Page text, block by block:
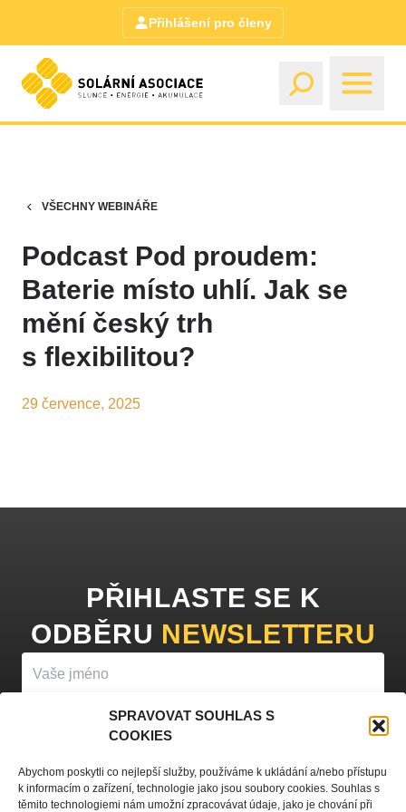
SPRAVOVAT SOUHLAS S
COOKIES
Abychom poskytli co nejlepší služby, používáme k ukládání a/nebo přístupu
k informacím o zařízení, technologie jako jsou soubory cookies. Souhlas s
těmito technologiemi nám umožní zpracovávat údaje, jako je chování při
Přihlášení pro členy
VŠECHNY WEBINÁŘE
Podcast Pod proudem:
Baterie místo uhlí. Jak se
mění český trh
s flexibilitou?
29 července, 2025
PŘIHLASTE SE K
ODBĚRU NEWSLETTERU
Vyplněním vašeho jména a e-mailu souhlasíte sezpracováním